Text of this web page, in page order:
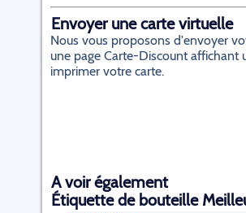
Envoyer une carte virtuelle
Nous vous proposons d'envoyer
une page Carte-Discount affichant
imprimer votre carte.
A voir également
Étiquette de bouteille